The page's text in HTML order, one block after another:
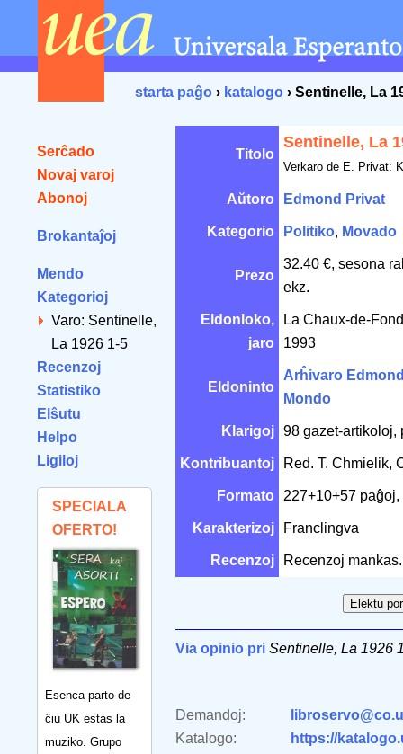
starta paĝo › katalogo › Sentinelle, La
Serĉado
Novaj varoj
Abonoj
Brokantaĵoj
Mendo
Kategorioj
Varo: Sentinelle,
La 1926 1-5
Recenzoj
Statistiko
Elŝutu
Helpo
Ligiloj
SPECIALA
OFERTO!
Esenca parto de
ĉiu UK estas la
muziko. Grupo
Titolo
Sentinelle, La
Verkaro de E. Privat:
Aŭtoro Edmond Privat
Kategorio Politiko, Movado
Prezo
32.40 €, sesona
ekz.
Eldonloko,
jaro
La Chaux-de-
1993
Eldoninto
Arĥivaro
Mondo
Klarigoj 98 gazet-artikoloj,
Kontribuantoj Red. T. Chmielik,
Formato 227+10+57
Karakterizoj Franclingva
Recenzoj Recenzoj mankas.
Via opinio pri Sentinelle, La 1926
Demandoj:
Katalogo:
https://